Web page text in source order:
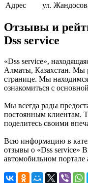
Адрес
ул.
Отзывы и
Dss service
«Dss service»,
Алматы, Казахстан. Мы
странице. Мы
ознакомиться с
Мы всегда рады
постоянным клиентам.
поделитесь своими
Всю информацию в
отзывы о «Dss service»
автомобильном портале